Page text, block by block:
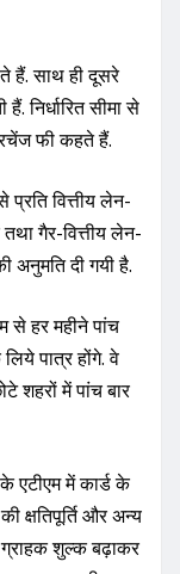
हैं. साथ ही दूसरे
निर्धारित सीमा से
फी कहते हैं.
वित्तीय लेन-
गैर-वित्तीय लेन-
दी गयी है.
से हर महीने पांच
पात्र होंगे. वे
शहरों में पांच बार
एटीएम में कार्ड के
क्षतिपूर्ति और अन्य
शुल्क बढ़ाकर